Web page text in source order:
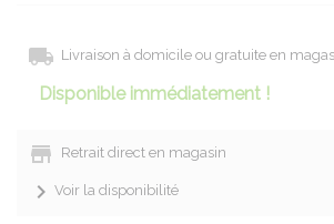
Livraison à domicile ou gratuite en
Disponible immédiatement !
Retrait direct en magasin
Voir la disponibilité